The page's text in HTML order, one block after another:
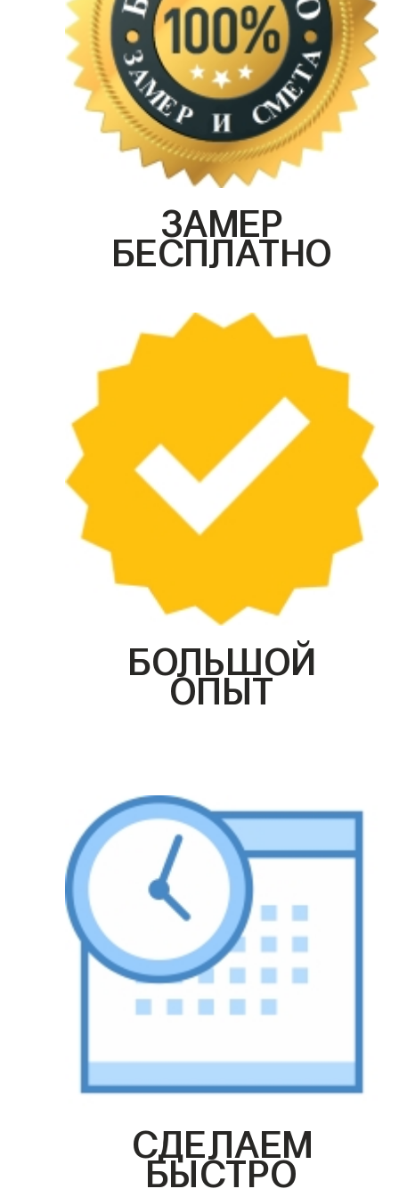
ЗАМЕР
БЕСПЛАТНО
БОЛЬШОЙ
ОПЫТ
СДЕЛАЕМ
БЫСТРО